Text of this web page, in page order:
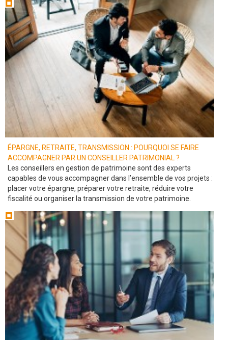
ÉPARGNE, RETRAITE, TRANSMISSION : POURQUOI SE FAIRE
ACCOMPAGNER PAR UN CONSEILLER PATRIMONIAL ?
Les conseillers en gestion de patrimoine sont des experts
capables de vous accompagner dans l’ensemble de vos projets :
placer votre épargne, préparer votre retraite, réduire votre
fiscalité ou organiser la transmission de votre patrimoine.